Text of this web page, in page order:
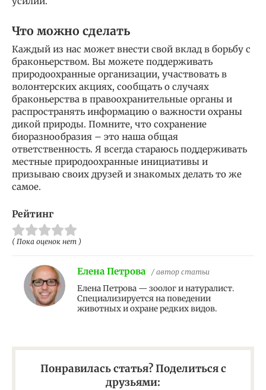
Что можно сделать
Каждый из нас может внести свой вклад в борьбу с
браконьерством. Вы можете поддерживать
природоохранные организации, участвовать в
волонтерских акциях, сообщать о случаях
браконьерства в правоохранительные органы и
распространять информацию о важности охраны
дикой природы. Помните, что сохранение
биоразнообразия – это наша общая
ответственность. Я всегда стараюсь поддерживать
местные природоохранные инициативы и
призываю своих друзей и знакомых делать то же
самое.
Рейтинг
( Пока оценок нет )
Елена Петрова / автор статьи
Елена Петрова — зоолог и натуралист.
Специализируется на поведении
животных и охране редких видов.
Понравилась статья? Поделиться с
друзьями: